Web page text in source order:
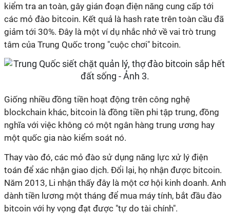
kiểm tra an toàn, gây gián đoạn điện năng cung cấp tới
các mỏ đào bitcoin. Kết quả là hash rate trên toàn cầu đã
giảm tới 30%. Đây là một ví dụ nhắc nhở về vai trò trung
tâm của Trung Quốc trong "cuộc chơi" bitcoin.
Giống nhiều đồng tiền hoạt động trên công nghệ
blockchain khác, bitcoin là đồng tiền phi tập trung, đồng
nghĩa với việc không có một ngân hàng trung ương hay
một quốc gia nào kiểm soát nó.
Thay vào đó, các mỏ đào sử dụng năng lực xử lý điện
toán để xác nhận giao dịch. Đổi lại, họ nhận được bitcoin.
Năm 2013, Li nhận thấy đây là một cơ hội kinh doanh. Anh
dành tiền lương một tháng để mua máy tính, bắt đầu đào
bitcoin với hy vọng đạt được "tự do tài chính".